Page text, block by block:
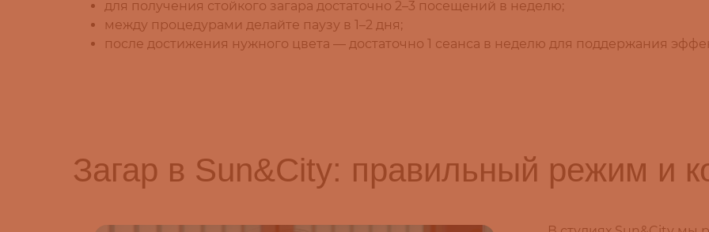
для получения стойкого загара достаточно 2–3 посещений в неделю;
между процедурами делайте паузу в 1–2 дня;
после достижения нужного цвета — достаточно 1 сеанса в неделю для поддержания
Загар в Sun&City: правильный режим и